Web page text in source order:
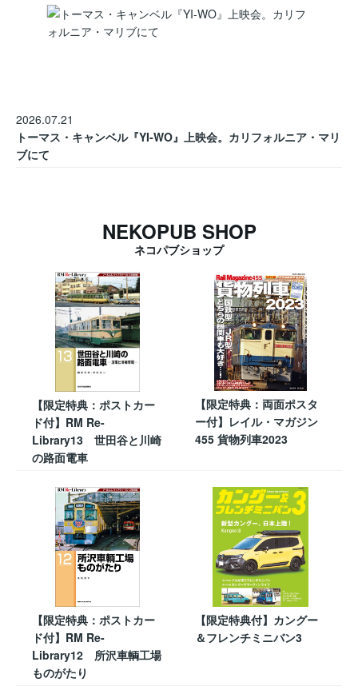
2026.07.21
トーマス・キャンベル『YI-WO』上映会。カリフォルニア・マリ
ブにて
NEKOPUB SHOP
ネコパブショップ
【限定特典：ポストカー
ド付】RM Re-
Library13 世田谷と川崎
の路面電車
【限定特典：両面ポスタ
ー付】レイル・マガジン
455 貨物列車2023
【限定特典：ポストカー
ド付】RM Re-
Library12 所沢車輌工場
ものがたり
【限定特典付】カングー
＆フレンチミニバン3